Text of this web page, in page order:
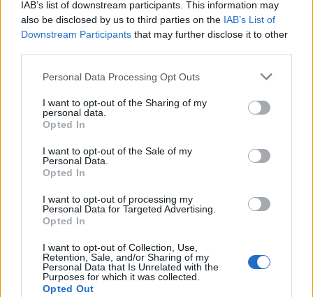
IAB’s list of downstream participants. This information may
also be disclosed by us to third parties on the IAB’s List of
Downstream Participants that may further disclose it to other
Personal Data Processing Opt Outs
I want to opt-out of the Sharing of my
personal data.
Opted In
I want to opt-out of the Sale of my
Personal Data.
Opted In
I want to opt-out of processing my
Personal Data for Targeted Advertising.
Opted In
I want to opt-out of Collection, Use,
Retention, Sale, and/or Sharing of my
Personal Data that Is Unrelated with the
Purposes for which it was collected.
Opted Out